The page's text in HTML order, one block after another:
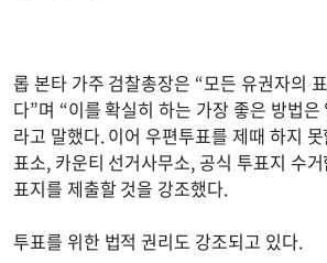
롭 본타 가주 검찰총장은 “모든 유권자의
다”며 “이를 확실히 하는 가장 좋은 방법은
라고 말했다. 이어 우편투표를 제때 하지
표소, 카운티 선거사무소, 공식 투표지 수
표지를 제출할 것을 강조했다.
투표를 위한 법적 권리도 강조되고 있다.